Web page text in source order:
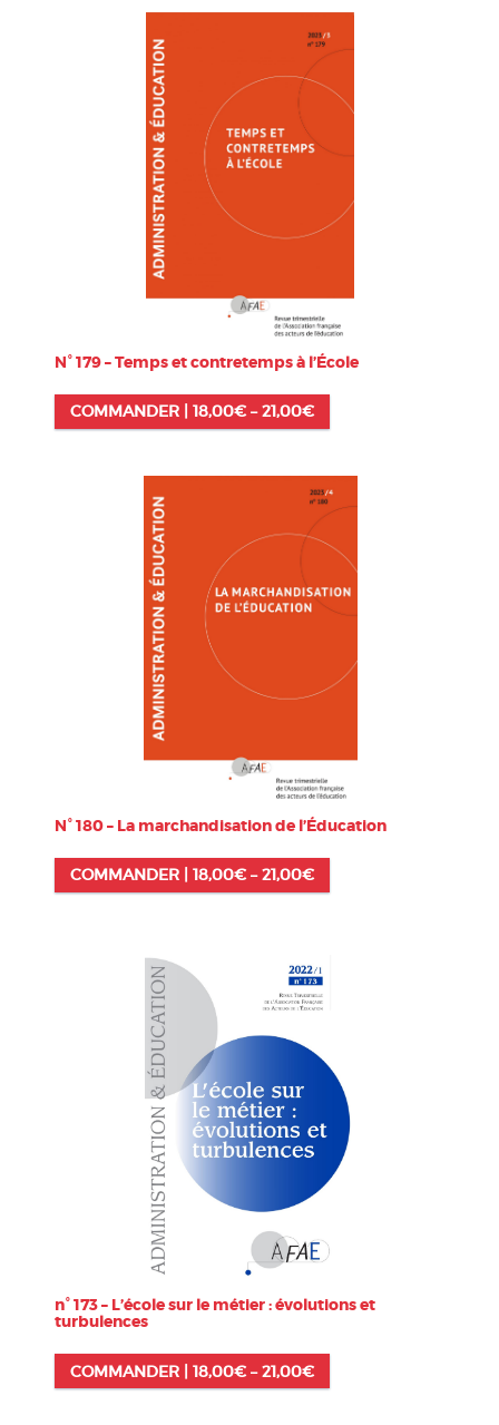
N° 179 – Temps et contretemps à l’École
COMMANDER | 18,00€–21,00€
N° 180 – La marchandisation de l’Éducation
COMMANDER | 18,00€–21,00€
n° 173 – L’école sur le métier : évolutions et
turbulences
COMMANDER | 18,00€–21,00€